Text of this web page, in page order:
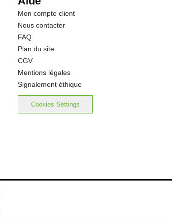
Mon compte client
Nous contacter
FAQ
Plan du site
CGV
Mentions légales
Signalement éthique
Cookies Settings